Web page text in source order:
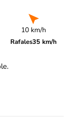
10 km/h
Rafales35 km/h